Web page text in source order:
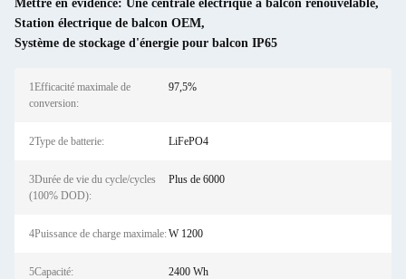
Mettre en évidence: Une centrale électrique à balcon renouvelable,
Station électrique de balcon OEM,
Système de stockage d'énergie pour balcon IP65
1Efficacité maximale de
conversion:
97,5%
2Type de batterie: LiFePO4
3Durée de vie du cycle/cycles
(100% DOD):
Plus de 6000
4Puissance de charge maximale:W 1200
5Capacité: 2400 Wh